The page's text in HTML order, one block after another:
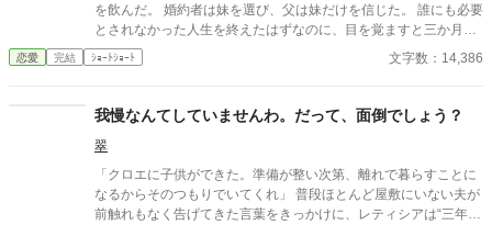
を飲んだ。 婚約者は妹を選び、父は妹だけを信じた。 誰にも必要
とされなかった人生を終えたはずなのに、目を覚ますと三か月前
へと時間は巻き戻っていた。 もう、誰かに愛されるためだけに生
きるのはやめよう。 そう決めた彼女は、静かに運命を書き換えて
めの物語。
恋愛 完結 ｼｮｰﾄｼｮｰﾄ 文字数：14,386
我慢なんてしていませんわ。だって、面倒でしょう？
翠
「クロエに子供ができた。準備が整い次第、離れで暮らすことに
なるからそのつもりでいてくれ」 普段ほとんど屋敷にいない夫が
前触れもなく告げてきた言葉をきっかけに、レティシアは“三年